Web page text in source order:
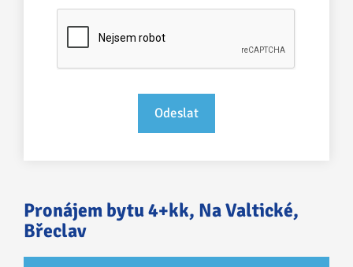
Pronájem bytu 4+kk, Na Valtické,
Břeclav